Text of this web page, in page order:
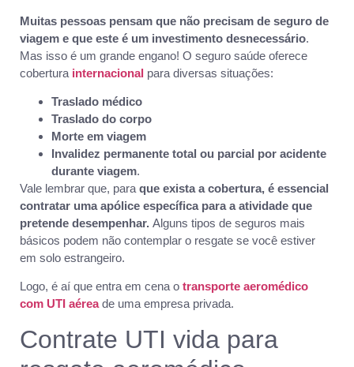
Muitas pessoas pensam que não precisam de seguro de
viagem e que este é um investimento desnecessário.
Mas isso é um grande engano! O seguro saúde oferece
cobertura internacional para diversas situações:
Traslado médico
Traslado do corpo
Morte em viagem
Invalidez permanente total ou parcial por acidente
durante viagem.
Vale lembrar que, para que exista a cobertura, é essencial
contratar uma apólice específica para a atividade que
pretende desempenhar. Alguns tipos de seguros mais
básicos podem não contemplar o resgate se você estiver
em solo estrangeiro.
Logo, é aí que entra em cena o transporte aeromédico
com UTI aéreade uma empresa privada.
Contrate UTI vida para